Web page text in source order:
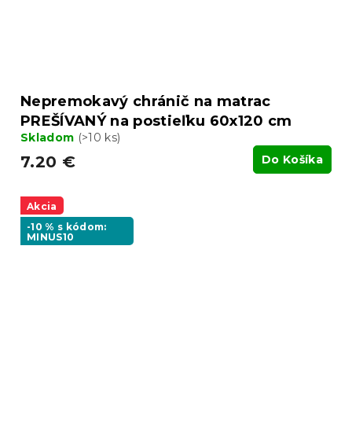
Nepremokavý chránič na matrac
PREŠÍVANÝ na postieľku 60x120 cm
Skladom (>10 ks)
7.20 € Do Košíka
Akcia
-10 % s kódom:
MINUS10